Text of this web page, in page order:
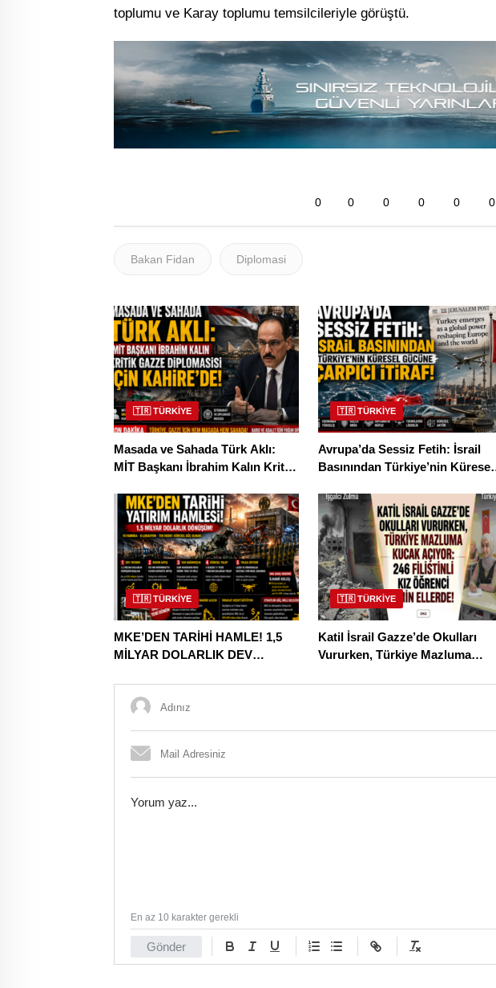
toplumu ve Karay toplumu temsilcileriyle görüştü.
0 0 0 0 0 0
Bakan Fidan Diplomasi
🇹🇷 TÜRKİYE
Masada ve Sahada Türk Aklı:
MİT Başkanı İbrahim Kalın Kritik
Kahire’de!
🇹🇷 TÜRKİYE
Avrupa’da Sessiz Fetih: İsrail
Basınından Türkiye’nin Küresel
🇹🇷 TÜRKİYE
MKE’DEN TARİHİ HAMLE! 1,5
MİLYAR DOLARLIK DEV
🇹🇷 TÜRKİYE
Katil İsrail Gazze’de Okulları
Vururken, Türkiye Mazluma
Gönder
En az 10 karakter gerekli